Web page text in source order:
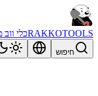
RAKKOTOOLSכלי
חיפוש